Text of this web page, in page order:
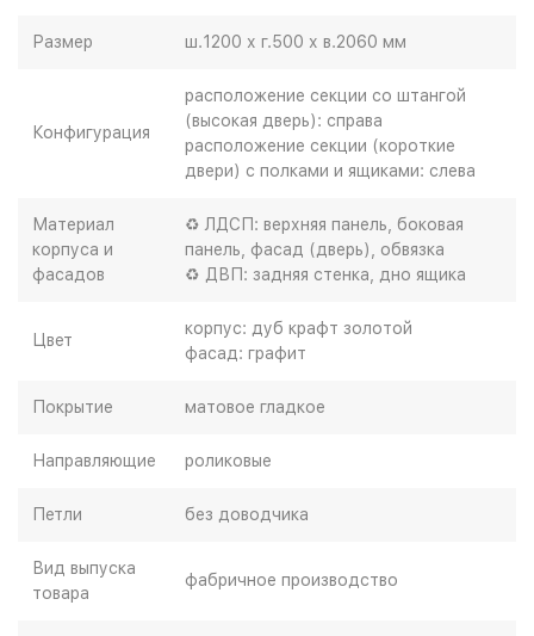
Размер ш.1200 х г.500 х в.2060 мм
Конфигурация
расположение секции со штангой
(высокая дверь): справа
расположение секции (короткие
двери) с полками и ящиками: слева
Материал
корпуса и
фасадов
♻ ЛДСП: верхняя панель, боковая
панель, фасад (дверь), обвязка
♻ ДВП: задняя стенка, дно ящика
Цвет
корпус: дуб крафт золотой
фасад: графит
Покрытие матовое гладкое
Направляющие роликовые
Петли без доводчика
Вид выпуска
товара
фабричное производство